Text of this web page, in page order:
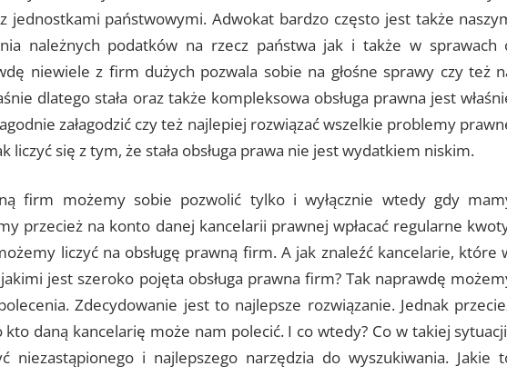
państwowymi. Adwokat bardzo często jest także
należnych podatków na rzecz państwa jak i także w sprawach
niewiele z firm dużych pozwala sobie na głośne sprawy czy też
dlatego stała oraz także kompleksowa obsługa prawna jest
załagodzić czy też najlepiej rozwiązać wszelkie problemy
się z tym, że stała obsługa prawa nie jest wydatkiem niskim.
firm możemy sobie pozwolić tylko i wyłącznie wtedy gdy
przecież na konto danej kancelarii prawnej wpłacać regularne
liczyć na obsługę prawną firm. A jak znaleźć kancelarie, które
jest szeroko pojęta obsługa prawna firm? Tak naprawdę
Zdecydowanie jest to najlepsze rozwiązanie. Jednak
daną kancelarię może nam polecić. I co wtedy? Co w takiej
niezastąpionego i najlepszego narzędzia do wyszukiwania. Jakie